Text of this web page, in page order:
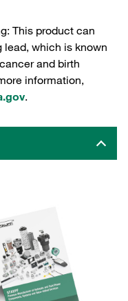
This product can
which is known
and birth
information,
.